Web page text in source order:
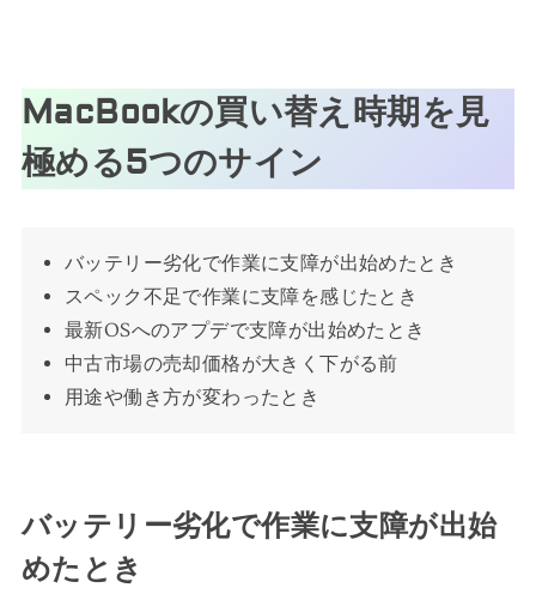
MacBookの買い替え時期を見
極める5つのサイン
バッテリー劣化で作業に支障が出始めたとき
スペック不足で作業に支障を感じたとき
最新OSへのアプデで支障が出始めたとき
中古市場の売却価格が大きく下がる前
用途や働き方が変わったとき
バッテリー劣化で作業に支障が出始
めたとき